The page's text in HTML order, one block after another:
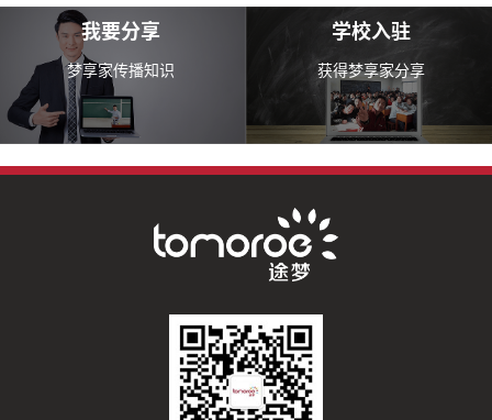
我要分享
梦享家传播知识
学校入驻
获得梦享家分享